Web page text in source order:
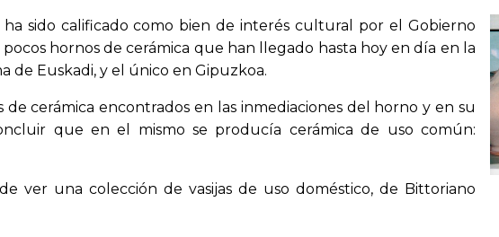
ha sido calificado como bien de interés cultural por el Gobierno
pocos hornos de cerámica que han llegado hasta hoy en día en la
de Euskadi, y el único en Gipuzkoa.
de cerámica encontrados en las inmediaciones del horno y en su
que en el mismo se producía cerámica de uso común:
ver una colección de vasijas de uso doméstico, de Bittoriano